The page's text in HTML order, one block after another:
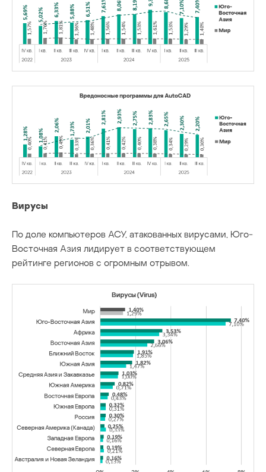
Вирусы
По доле компьютеров АСУ, атакованных вирусами, Юго-
Восточная Азия лидирует в соответствующем
рейтинге регионов с огромным отрывом.